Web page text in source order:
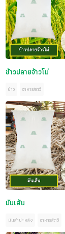
ข้าวปลายจ้าวโม่
ข้าว อาหารสัตว์
มันเส้น
มันสำปะหลัง อาหารสัตว์